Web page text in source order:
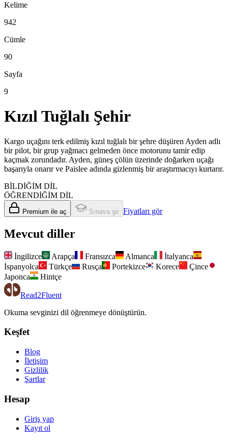
Kelime
942
Cümle
90
Sayfa
9
Kızıl Tuğlalı Şehir
Kargo uçağını terk edilmiş kızıl tuğlalı bir şehre düşüren Ayden adlı
bir pilot, bir grup yağmacı gelmeden önce motorunu tamir edip
kaçmak zorundadır. Ayden, güneş çölün üzerinde doğarken uçağı
başarıyla onarır ve Paislee adında gizlenmiş bir araştırmacıyı kurtarır.
BİLDİĞİM DİL
ÖĞRENDİĞİM DİL
Premium ile aç Sınava gir Fiyatları gör
Mevcut diller
İngilizce Arapça Fransızca Almanca
İtalyanca
İspanyolca
Türkçe Rusça Portekizce Korece
Çince
Japonca
Hintçe
Read2Fluent
Okuma sevginizi dil öğrenmeye dönüştürün.
Keşfet
Blog
İletişim
Gizlilik
Şartlar
Hesap
Giriş yap
Kayıt ol